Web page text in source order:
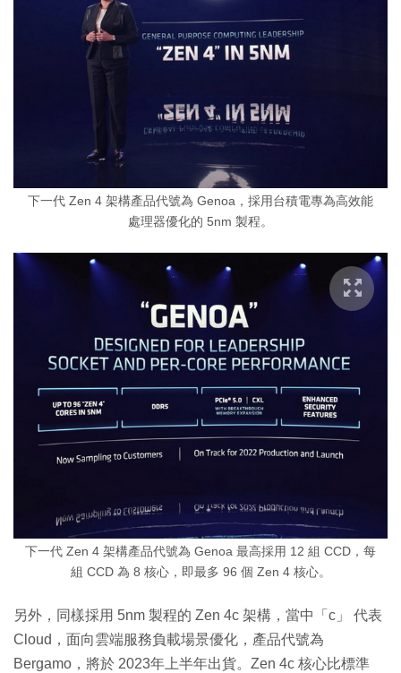
下一代 Zen 4 架構產品代號為 Genoa，採用台積電專為高效能
處理器優化的 5nm 製程。
下一代 Zen 4 架構產品代號為 Genoa 最高採用 12 組 CCD，每
組 CCD 為 8 核心，即最多 96 個 Zen 4 核心。
另外，同樣採用 5nm 製程的 Zen 4c 架構，當中「c」 代表
Cloud，面向雲端服務負載場景優化，產品代號為
Bergamo，將於 2023年上半年出貨。Zen 4c 核心比標準